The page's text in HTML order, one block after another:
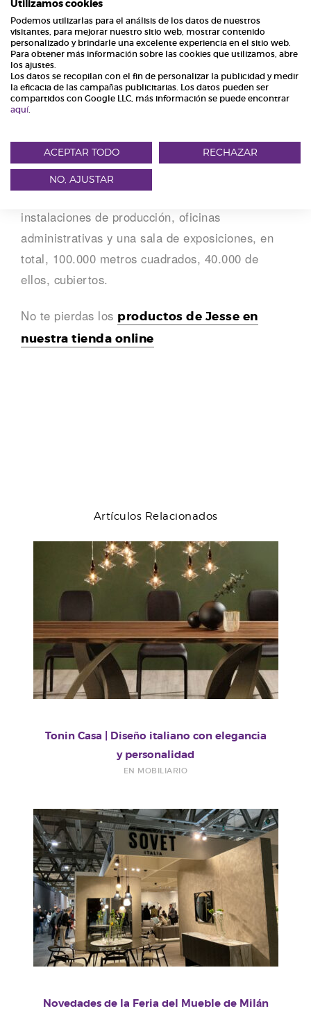
Moderna estantería apilable de Jesse
La empresa se encuentra ubicada en la ciudad
italiana de Francenigo, dispone de unas extensas
instalaciones de producción, oficinas
administrativas y una sala de exposiciones, en
total, 100.000 metros cuadrados, 40.000 de
ellos, cubiertos.
No te pierdas los productos de Jesse en
nuestra tienda online
Artículos Relacionados
Tonin Casa | Diseño italiano con elegancia
y personalidad
EN MOBILIARIO
Novedades de la Feria del Mueble de Milán
Utilizamos cookies
Podemos utilizarlas para el análisis de los datos de nuestros
visitantes, para mejorar nuestro sitio web, mostrar contenido
personalizado y brindarle una excelente experiencia en el sitio web.
Para obtener más información sobre las cookies que utilizamos, abre
los ajustes.
Los datos se recopilan con el fin de personalizar la publicidad y medir
la eficacia de las campañas publicitarias. Los datos pueden ser
compartidos con Google LLC, más información se puede encontrar
aquí.
ACEPTAR TODO RECHAZAR
NO, AJUSTAR